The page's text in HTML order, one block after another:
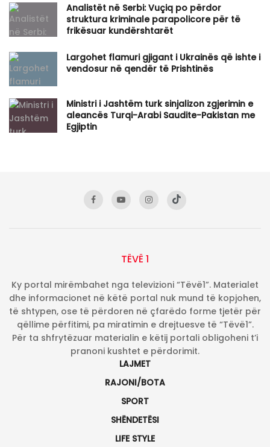
Analistët në Serbi: Vuçiq po përdor
struktura kriminale parapolicore për të
frikësuar kundërshtarët
Largohet flamuri gjigant i Ukrainës që ishte i
vendosur në qendër të Prishtinës
Ministri i Jashtëm turk sinjalizon zgjerimin e
aleancës Turqi-Arabi Saudite-Pakistan me
Egjiptin
TËVË 1
Ky portal mirëmbahet nga televizioni “Tëvë1”. Materialet
dhe informacionet në këtë portal nuk mund të kopjohen,
të shtypen, ose të përdoren në çfarëdo forme tjetër për
qëllime përfitimi, pa miratimin e drejtuesve të “Tëvë1”.
Për ta shfrytëzuar materialin e këtij portali obligoheni t’i
pranoni kushtet e përdorimit.
LAJMET
RAJONI/BOTA
SPORT
SHËNDETËSI
LIFE STYLE